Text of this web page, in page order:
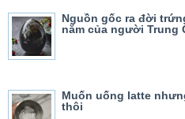
Nguồn gốc ra đời
năm của người Trung
Muốn uống latte
thôi